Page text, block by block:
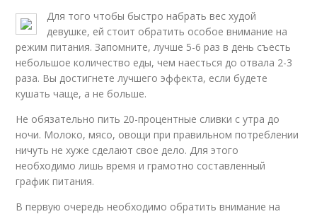
Для того чтобы быстро набрать вес худой
девушке, ей стоит обратить особое внимание на
режим питания. Запомните, лучше 5-6 раз в день съесть
небольшое количество еды, чем наесться до отвала 2-3
раза. Вы достигнете лучшего эффекта, если будете
кушать чаще, а не больше.
Не обязательно пить 20-процентные сливки с утра до
ночи. Молоко, мясо, овощи при правильном потреблении
ничуть не хуже сделают свое дело. Для этого
необходимо лишь время и грамотно составленный
график питания.
В первую очередь необходимо обратить внимание на